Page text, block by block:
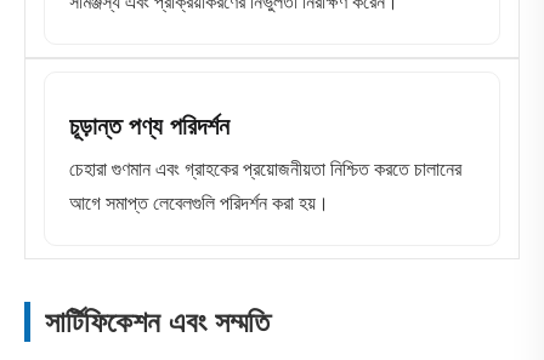
চূড়ান্ত পণ্য পরিদর্শন
চেহারা গুণমান এবং গ্রাহকের প্রয়োজনীয়তা নিশ্চিত করতে চালানের
আগে সমাপ্ত লেবেলগুলি পরিদর্শন করা হয়।
সার্টিফিকেশন এবং সম্মতি